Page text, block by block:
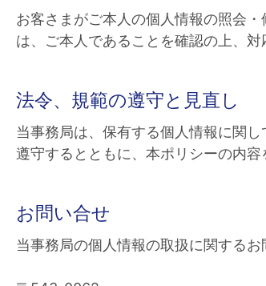
お客さまがご本人の個人情報の照会
は、ご本人であることを確認の上、対
法令、規範の遵守と見直し
当事務局は、保有する個人情報に関
遵守するとともに、本ポリシーの内容
お問い合せ
当事務局の個人情報の取扱に関するお